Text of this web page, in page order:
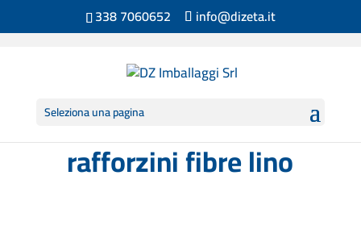
338 7060652 info@dizeta.it
Seleziona una pagina
rafforzini fibre lino